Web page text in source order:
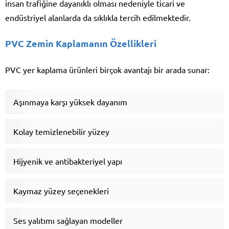
insan trafiğine dayanıklı olması nedeniyle ticari ve
endüstriyel alanlarda da sıklıkla tercih edilmektedir.
PVC Zemin Kaplamanın Özellikleri
PVC yer kaplama ürünleri birçok avantajı bir arada sunar:
Aşınmaya karşı yüksek dayanım
Kolay temizlenebilir yüzey
Hijyenik ve antibakteriyel yapı
Kaymaz yüzey seçenekleri
Ses yalıtımı sağlayan modeller